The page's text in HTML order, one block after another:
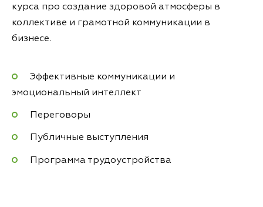
курса про создание здоровой атмосферы в
коллективе и грамотной коммуникации в
бизнесе.
Эффективные коммуникации и
эмоциональный интеллект
Переговоры
Публичные выступления
Программа трудоустройства